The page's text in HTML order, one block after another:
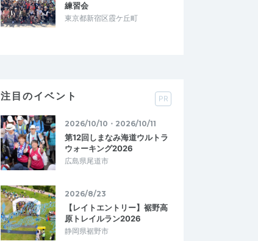
練習会
東京都新宿区霞ケ丘町
注目のイベント PR
2026/10/10・2026/10/11
第12回しまなみ海道ウルトラ
ウォーキング2026
広島県尾道市
2026/8/23
【レイトエントリー】裾野高
原トレイルラン2026
静岡県裾野市